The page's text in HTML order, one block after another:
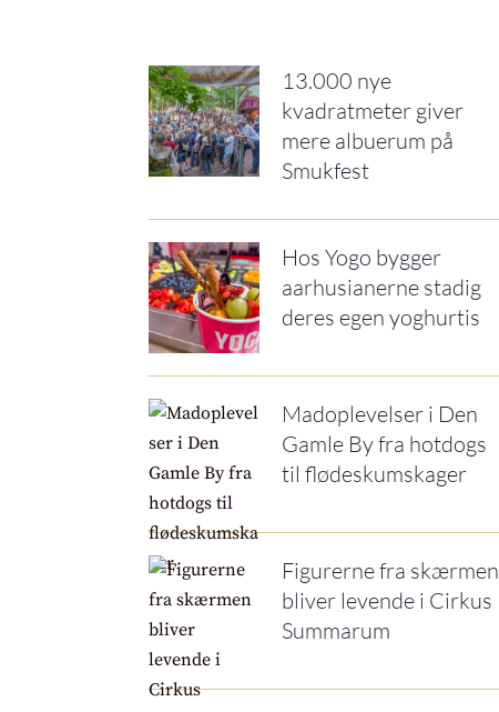
13.000 nye
kvadratmeter giver
mere albuerum på
Smukfest
Hos Yogo bygger
aarhusianerne stadig
deres egen yoghurtis
Madoplevelser i Den
Gamle By fra hotdogs
til flødeskumskager
Figurerne fra skærmen
bliver levende i Cirkus
Summarum